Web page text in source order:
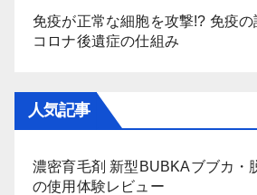
免疫が正常な細胞を攻撃!? 免疫
コロナ後遺症の仕組み
人気記事
濃密育毛剤 新型BUBKAブブカ・
の使用体験レビュー